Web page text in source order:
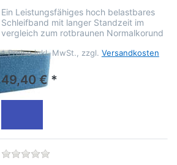
Ein Leistungsfähiges hoch belastbares
Schleifband mit langer Standzeit im
vergleich zum rotbraunen Normalkorund
* Preise inkl. MwSt., zzgl. Versandkosten
49,40 € *
Zu diesem Produkt liegen